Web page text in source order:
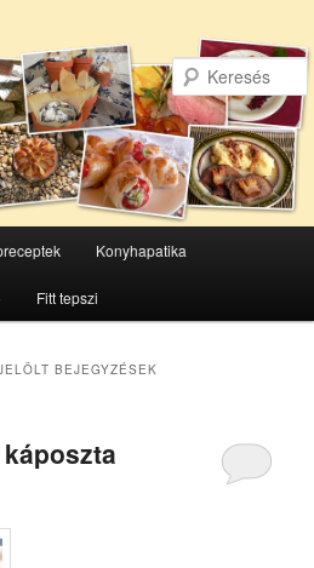
Konyhapatika
Fitt tepszi
BEJEGYZÉSEK